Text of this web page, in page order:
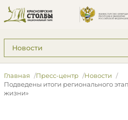
Подразделы: Пресс-центр
Главная Пресс-центр
Новости
Подведены итоги регионального
жизни»